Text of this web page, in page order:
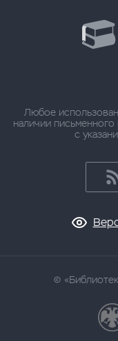
Любое
наличии
с